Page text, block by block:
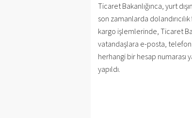
Ticaret Bakanlığınca, yurt
son zamanlarda
kargo işlemlerinde, Ticaret
vatandaşlara e-posta, telefon
herhangi bir hesap numarası
yapıldı.